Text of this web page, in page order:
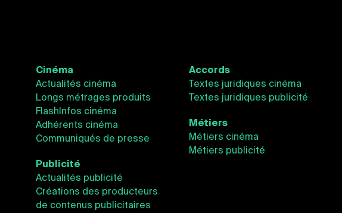
Cinéma
Actualités cinéma
Longs métrages produits
FlashInfos cinéma
Adhérents cinéma
Communiqués de presse
Publicité
Actualités publicité
Créations des producteurs
de contenus publicitaires
Accords
Textes juridiques cinéma
Textes juridiques publicité
Métiers
Métiers cinéma
Métiers publicité